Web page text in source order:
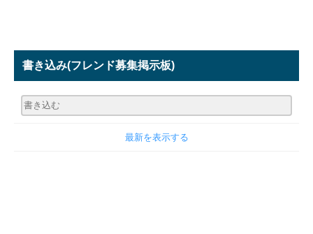
書き込み(フレンド募集掲示板)
最新を表示する